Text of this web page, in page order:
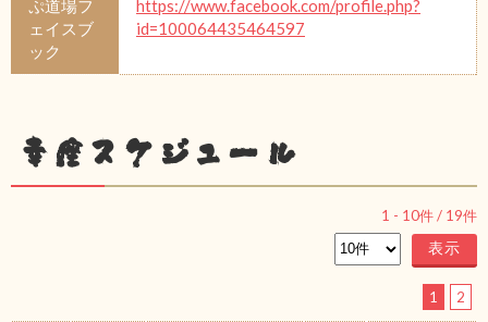
ぷ道場フ
ェイスブ
ック
https://www.facebook.com/profile.php?
id=100064435464597
幸座スケジュール
1 - 10件 / 19件
1 2